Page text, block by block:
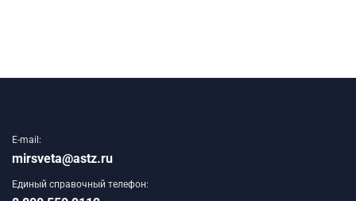
E-mail:
mirsveta@astz.ru
Единый справочный телефон: